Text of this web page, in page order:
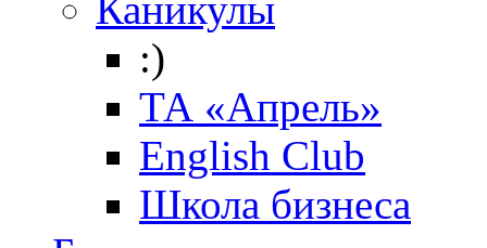
:)
ТА «Апрель»
English Club
Школа бизнеса